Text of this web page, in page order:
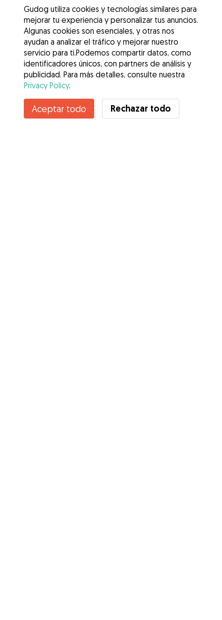
Gudog utiliza cookies y tecnologías similares para
mejorar tu experiencia y personalizar tus anuncios.
Algunas cookies son esenciales, y otras nos
ayudan a analizar el tráfico y mejorar nuestro
servicio para ti.Podemos compartir datos, como
identificadores únicos, con partners de análisis y
publicidad. Para más detalles, consulte nuestra
Privacy Policy.
Aceptar todo Rechazar todo